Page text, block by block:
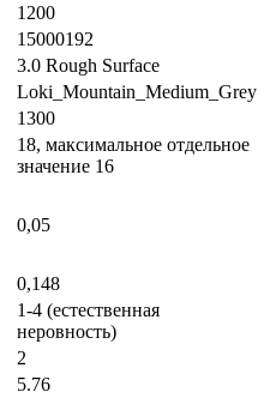
1200
15000192
3.0 Rough Surface
Loki_Mountain_Medium_Grey
1300
18, максимальное отдельное
значение 16
0,05
0,148
1-4 (естественная
неровность)
2
5.76